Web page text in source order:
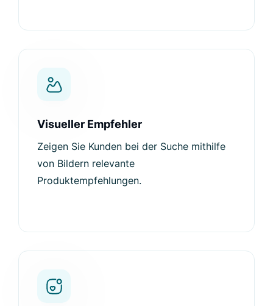
Visueller Empfehler
Zeigen Sie Kunden bei der Suche mithilfe
von Bildern relevante
Produktempfehlungen.